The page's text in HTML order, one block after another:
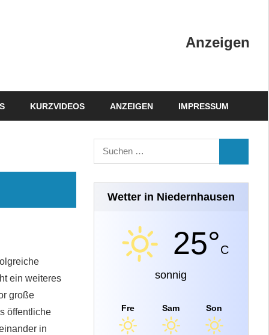
Anzeigen
KURZVIDEOS ANZEIGEN IMPRESSUM
ein weiteres
große
öffentliche
in
Suchen
nach:
Wetter in Niedernhausen
25°C
sonnig
Fre Sam Son